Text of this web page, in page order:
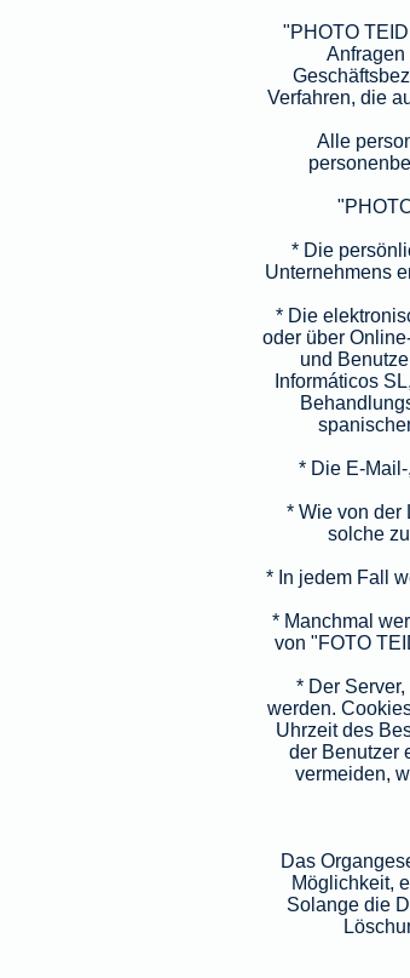
"PHOTO
Anfragen
Verfahren, die
Alle
* Die
Unternehmens
* Die
oder über
und
Informáticos
* Die E-
* Wie von der
solche
* In jedem Fall
* Manchmal
von "FOTO
* Der
werden.
Uhrzeit des
der Benutzer
vermeiden,
Das
Möglichkeit,
Solange die